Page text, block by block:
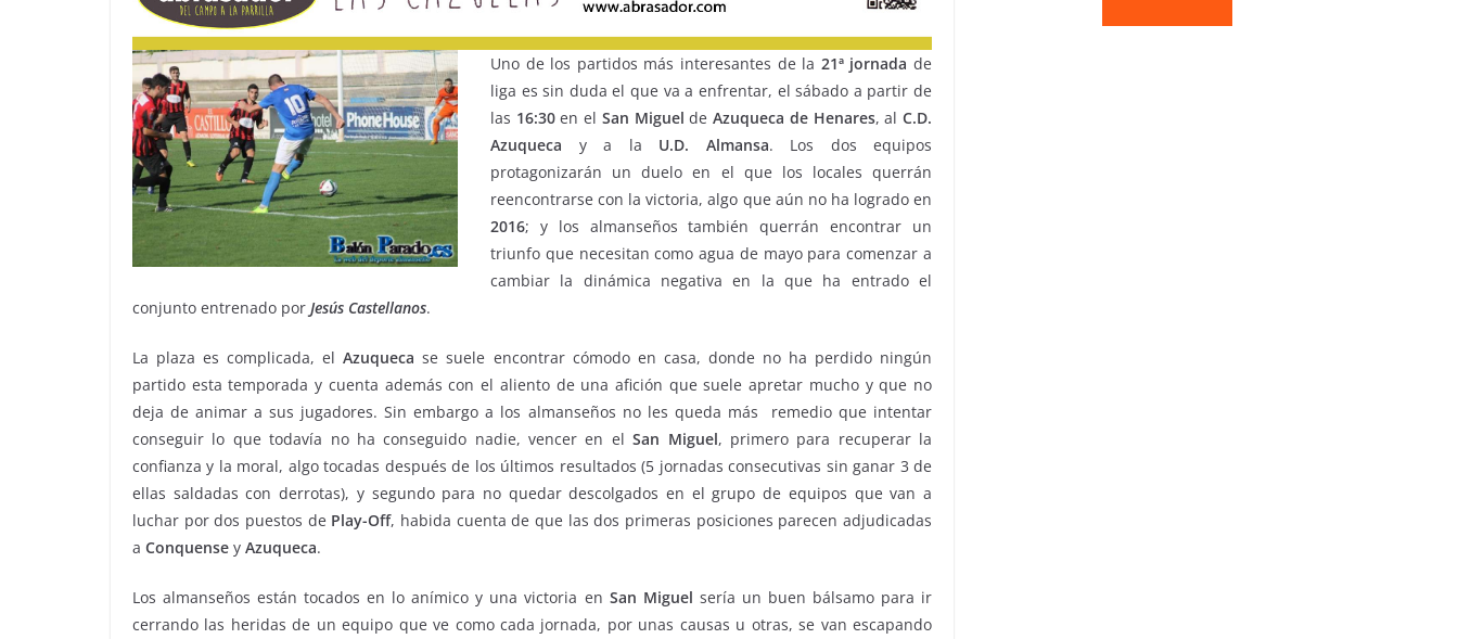
Uno de los partidos más interesantes de la 21ª jornada de
liga es sin duda el que va a enfrentar, el sábado a partir de
las 16:30en el San Miguel deAzuqueca de Henares, alC.D.
Azuqueca y a la U.D. Almansa. Los dos equipos
protagonizarán un duelo en el que los locales querrán
reencontrarse con la victoria, algo que aún no ha logrado en
2016; y los almanseños también querrán encontrar un
triunfo que necesitan como agua de mayo para comenzar a
cambiar la dinámica negativa en la que ha entrado el
conjunto entrenado por Jesús Castellanos.
La plaza es complicada, elAzuqueca se suele encontrar cómodo en casa, donde no ha perdido ningún
partido esta temporada y cuenta además con el aliento de una afición que suele apretar mucho y que no
deja de animar a sus jugadores. Sin embargo a los almanseños no les queda más remedio que intentar
conseguir lo que todavía no ha conseguido nadie, vencer en elSan Miguel, primero para recuperar la
confianza y la moral, algo tocadas después de los últimos resultados (5 jornadas consecutivas sin ganar 3 de
ellas saldadas con derrotas), y segundo para no quedar descolgados en el grupo de equipos que van a
luchar por dos puestos de Play-Off, habida cuenta de que las dos primeras posiciones parecen adjudicadas
a Conquense y Azuqueca.
Los almanseños están tocados en lo anímico y una victoria en San Miguel sería un buen bálsamo para ir
cerrando las heridas de un equipo que ve como cada jornada, por unas causas u otras, se van escapando